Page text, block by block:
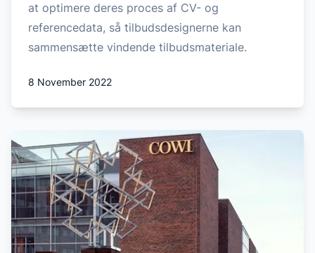
at optimere deres proces af CV- og
referencedata, så tilbudsdesignerne kan
sammensætte vindende tilbudsmateriale.
8 November 2022